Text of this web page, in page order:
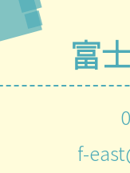
富
f-